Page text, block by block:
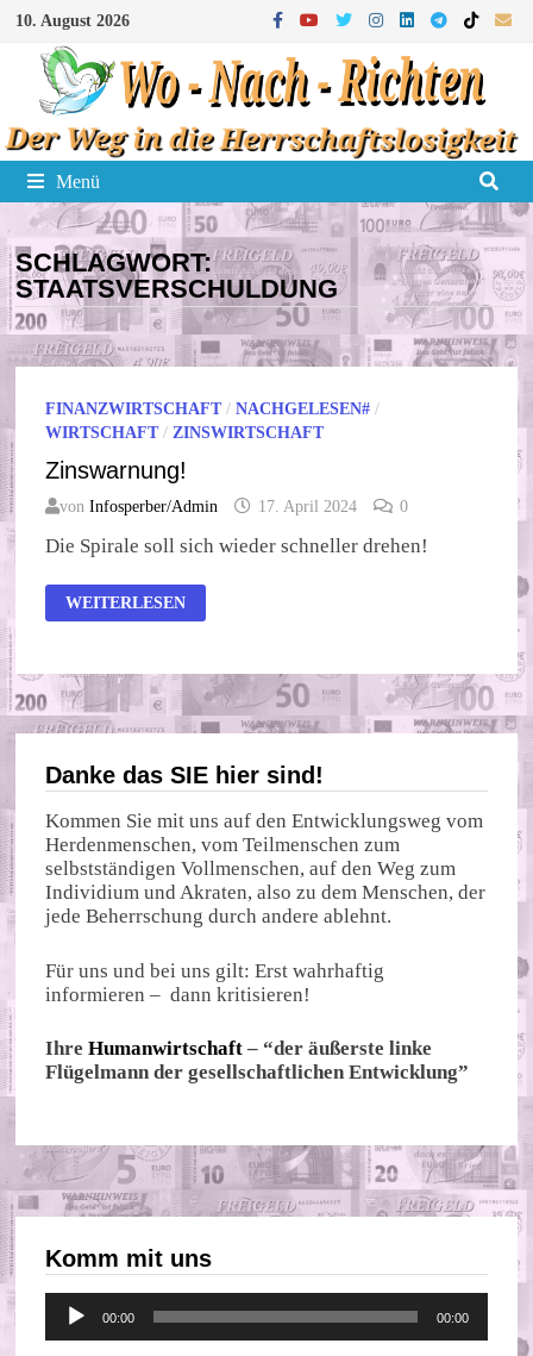
Zum
Inhalt
springen
10. August 2026
Menü
SCHLAGWORT:
STAATSVERSCHULDUNG
FINANZWIRTSCHAFT/NACHGELESEN# /
WIRTSCHAFT/ZINSWIRTSCHAFT
Zinswarnung!
vonInfosperber/Admin 17. April 2024 0
Die Spirale soll sich wieder schneller drehen!
ZINSWARNUNG!
WEITERLESEN
Danke das SIE hier sind!
Kommen Sie mit uns auf den Entwicklungsweg vom
Herdenmenschen, vom Teilmenschen zum
selbstständigen Vollmenschen, auf den Weg zum
Individium und Akraten, also zu dem Menschen, der
jede Beherrschung durch andere ablehnt.
Für uns und bei uns gilt: Erst wahrhaftig
informieren – dann kritisieren!
IhreHumanwirtschaft – “der äußerste linke
Flügelmann der gesellschaftlichen Entwicklung”
Komm mit uns
Audio-
Player
00:00 00:00